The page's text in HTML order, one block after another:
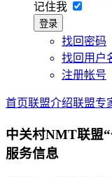
记住我
登录
找回密码
找回用户
注册帐号
首页联盟介绍联盟专
中关村NMT联盟
服务信息